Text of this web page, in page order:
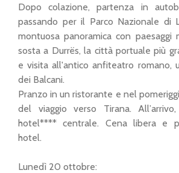
Dopo colazione, partenza in
passando per il Parco Nazionale di
montuosa panoramica con paesaggi
sosta a Durrës, la città portuale più
e visita all'antico anfiteatro romano,
dei Balcani.
Pranzo in un ristorante e nel
del viaggio verso Tirana.
hotel**** centrale. Cena libera e
hotel.
Lunedì 20 ottobre: